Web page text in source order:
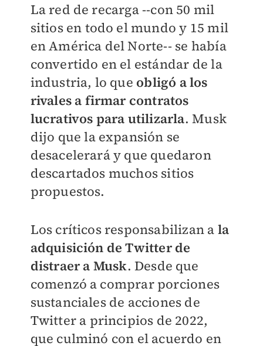
La red de recarga --con 50 mil
sitios en todo el mundo y 15 mil
en América del Norte-- se había
convertido en el estándar de la
industria, lo que obligó a los
rivales a firmar contratos
lucrativos para utilizarla. Musk
dijo que la expansión se
desacelerará y que quedaron
descartados muchos sitios
propuestos.
Los críticos responsabilizan a la
adquisición de Twitter de
distraer a Musk. Desde que
comenzó a comprar porciones
sustanciales de acciones de
Twitter a principios de 2022,
que culminó con el acuerdo en